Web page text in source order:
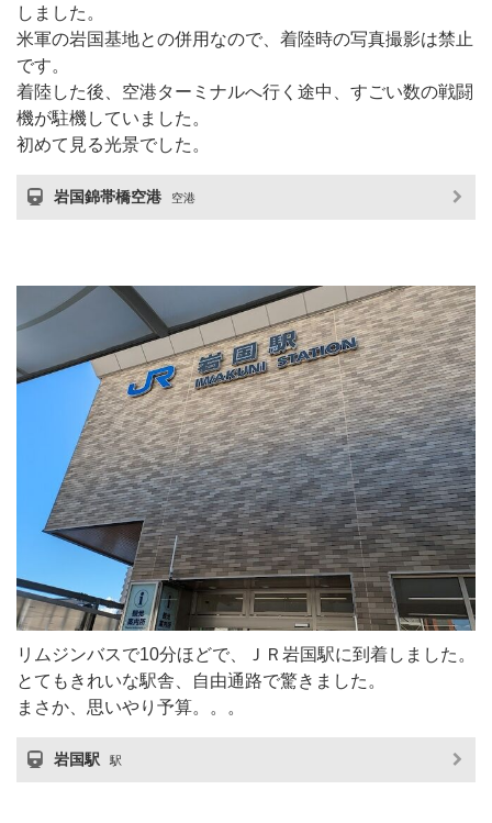
しました。
米軍の岩国基地との併用なので、着陸時の写真撮影は禁止
です。
着陸した後、空港ターミナルへ行く途中、すごい数の戦闘
機が駐機していました。
初めて見る光景でした。
岩国錦帯橋空港 空港
リムジンバスで10分ほどで、ＪＲ岩国駅に到着しました。
とてもきれいな駅舎、自由通路で驚きました。
まさか、思いやり予算。。。
岩国駅 駅